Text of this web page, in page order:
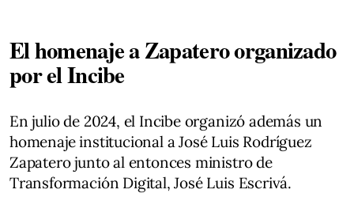
El homenaje a Zapatero organizado
por el Incibe
En julio de 2024, el Incibe organizó además un
homenaje institucional a José Luis Rodríguez
Zapatero junto al entonces ministro de
Transformación Digital, José Luis Escrivá.